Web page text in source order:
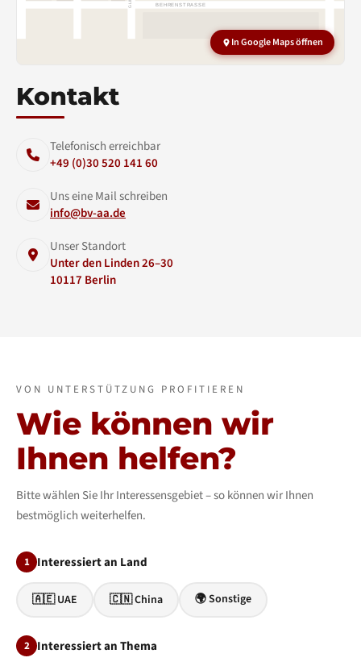
BEHRENSTRASSE
In Google Maps öffnen
Kontakt
Telefonisch erreichbar
+49 (0)30 520 141 60
Uns eine Mail schreiben
info@bv-aa.de
Unser Standort
Unter den Linden 26–30
10117 Berlin
VON UNTERSTÜTZUNG PROFITIEREN
Wie können wir
Ihnen helfen?
Bitte wählen Sie Ihr Interessensgebiet – so können wir Ihnen
bestmöglich weiterhelfen.
1 Interessiert an Land
🇦🇪 UAE 🇨🇳 China 🌍 Sonstige
2 Interessiert an Thema